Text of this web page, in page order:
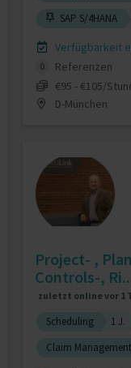
SAP S/4HANA
Verfügbarkeit
0
Referenzen
€95 - €105/
D-München
Project- ,
Controls-,
zuletzt online vor 1
Scheduling
1 J.
Claim